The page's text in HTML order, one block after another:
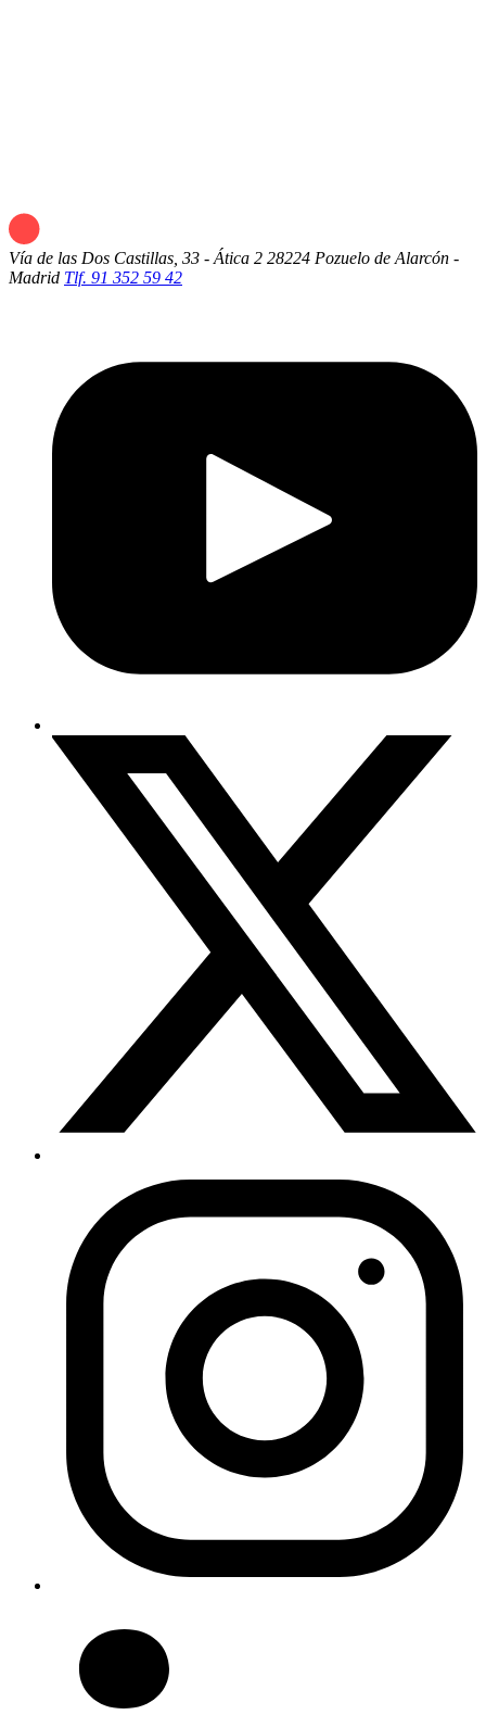
Vía de las Dos Castillas, 33 - Ática 2 28224 Pozuelo de Alarcón -
Madrid Tlf. 91 352 59 42